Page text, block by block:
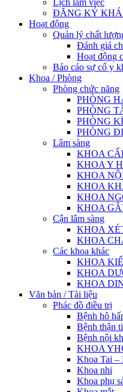
ĐĂNG KÝ
Hoạt động
Quản lý chất
Đánh giá
Hoạt động
Báo cáo sự cố y
Khoa / Phòng
Phòng chức năng
PHÒNG
PHÒNG
PHÒNG
PHÒNG
Lâm sàng
KHOA
KHOA Y
KHOA
KHOA
KHOA
KHOA
Cận lâm sàng
KHOA
KHOA
Các khoa khác
KHOA
KHOA
KHOA
Văn bản / Tài liệu
Phác đồ điều trị
Bệnh hô
Bệnh thận
Bệnh nội
KHOA
Khoa Tai –
Khoa nhi
Khoa phụ